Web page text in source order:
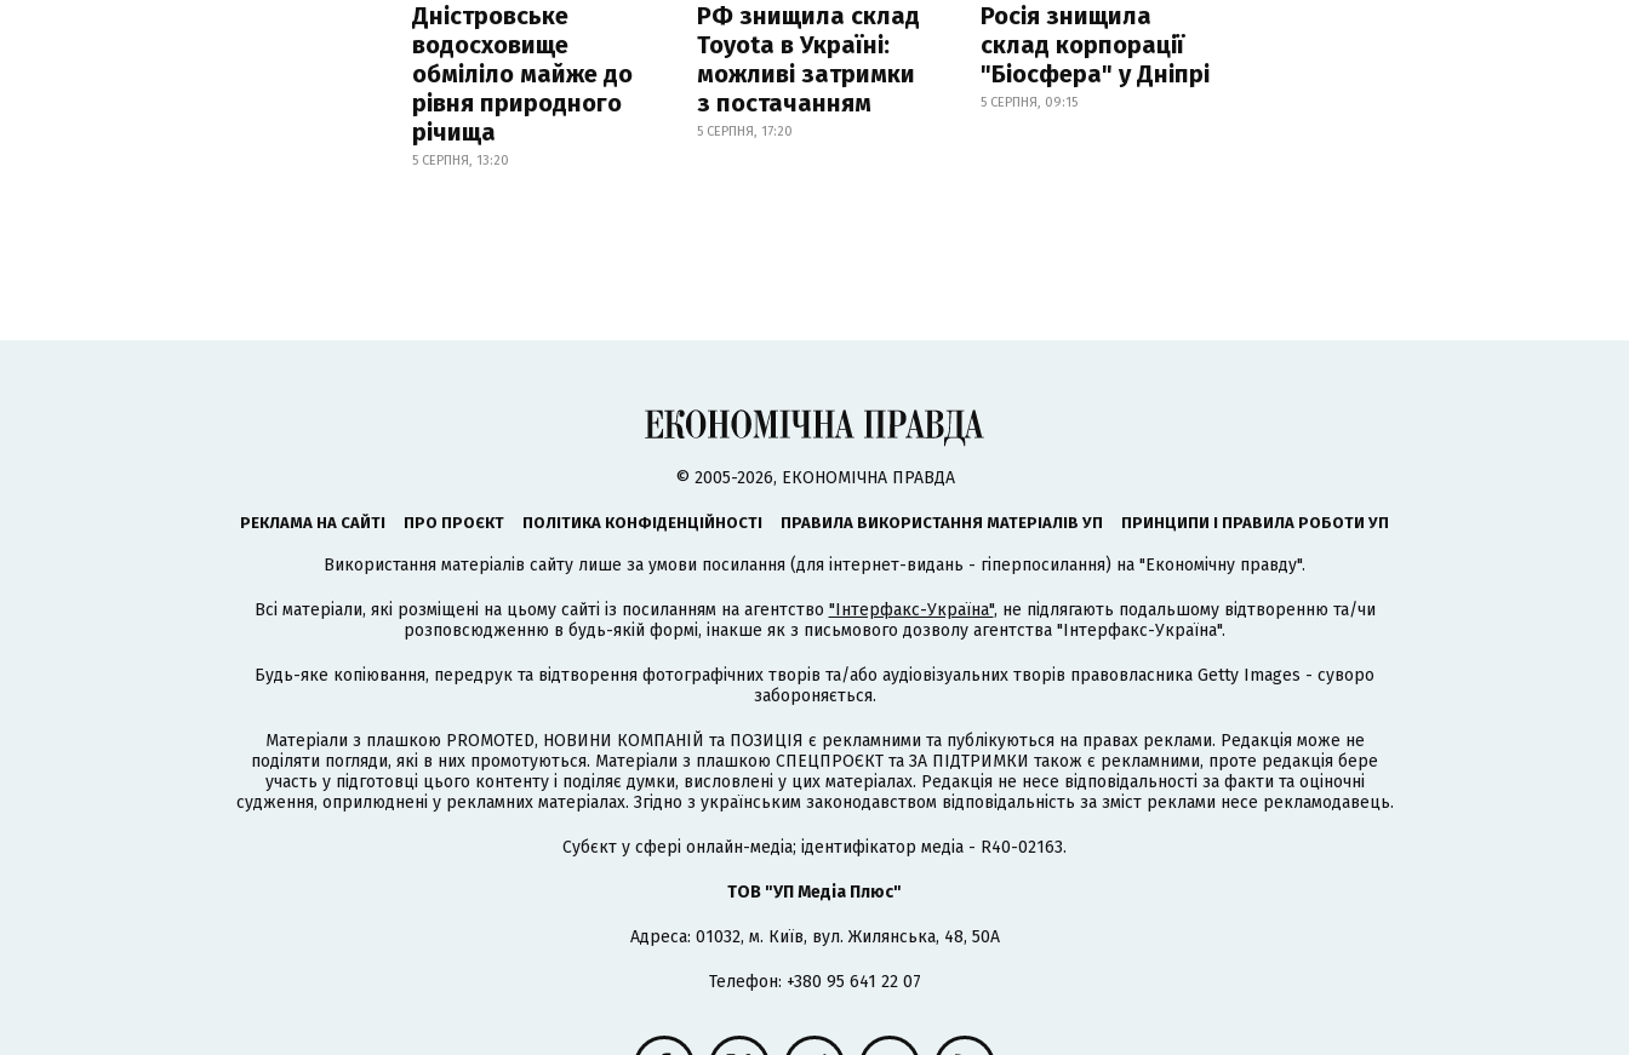
Дністровське
водосховище
обміліло майже до
рівня природного
річища
5 СЕРПНЯ, 13:20
РФ знищила склад
Toyota в Україні:
можливі затримки
з постачанням
5 СЕРПНЯ, 17:20
Росія знищила
склад корпорації
"Біосфера" у Дніпрі
5 СЕРПНЯ, 09:15
© 2005-2026, ЕКОНОМІЧНА ПРАВДА
РЕКЛАМА НА САЙТІ ПРО ПРОЄКТ ПОЛІТИКА КОНФІДЕНЦІЙНОСТІ ПРАВИЛА ВИКОРИСТАННЯ МАТЕРІАЛІВ УП ПРИНЦИПИ І ПРАВИЛА РОБОТИ УП
Використання матеріалів сайту лише за умови посилання (для інтернет-видань - гіперпосилання) на "Економічну правду".
Всі матеріали, які розміщені на цьому сайті із посиланням на агентство "Інтерфакс-Україна", не підлягають подальшому відтворенню та/чи
розповсюдженню в будь-якій формі, інакше як з письмового дозволу агентства "Інтерфакс-Україна".
Будь-яке копіювання, передрук та відтворення фотографічних творів та/або аудіовізуальних творів правовласника Getty Images - суворо
забороняється.
Матеріали з плашкою PROMOTED, НОВИНИ КОМПАНІЙ та ПОЗИЦІЯ є рекламними та публікуються на правах реклами. Редакція може не
поділяти погляди, які в них промотуються. Матеріали з плашкою СПЕЦПРОЄКТ та ЗА ПІДТРИМКИ також є рекламними, проте редакція бере
участь у підготовці цього контенту і поділяє думки, висловлені у цих матеріалах. Редакція не несе відповідальності за факти та оціночні
судження, оприлюднені у рекламних матеріалах. Згідно з українським законодавством відповідальність за зміст реклами несе рекламодавець.
Cубєкт у сфері онлайн-медіа; ідентифікатор медіа - R40-02163.
ТОВ "УП Медіа Плюс"
Адреса: 01032, м. Київ, вул. Жилянська, 48, 50А
Телефон: +380 95 641 22 07